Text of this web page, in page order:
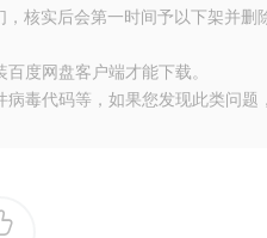
核实后会第一时间予以下架并删
度网盘客户端才能下载。
毒代码等，如果您发现此类问题